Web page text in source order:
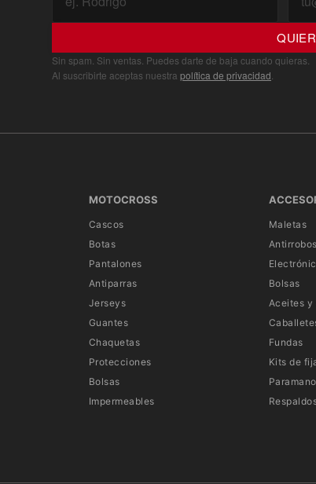
Sin spam. Sin ventas. Puedes darte de baja cuando quieras.
Al suscribirte aceptas nuestra política de privacidad
MOTOCROSS
Cascos
Botas
Pantalones
Antiparras
Jerseys
Guantes
Chaquetas
Protecciones
Bolsas
Impermeables
Maletas
Antirrobos
Bolsas
Aceites y
Fundas
Kits de